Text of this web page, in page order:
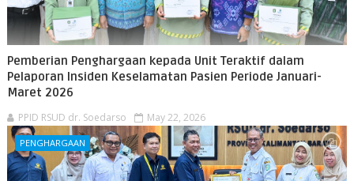
Pemberian Penghargaan kepada Unit Teraktif dalam
Pelaporan Insiden Keselamatan Pasien Periode Januari-
Maret 2026
PPID RSUD dr. Soedarso May 22, 2026
PENGHARGAAN